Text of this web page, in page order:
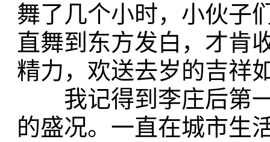
舞了几个小时，小伙子
直舞到东方发白，才肯
精力，欢送去岁的吉祥
我记得到李庄后第一
的盛况。一直在城市生